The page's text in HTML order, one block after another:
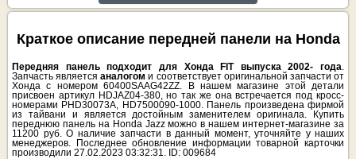
Краткое описание передней панели на Honda
Передняя панель подходит для Хонда FIT выпуска 2002- года.
Запчасть являетсяаналогом и соответствует оригинальной запчасти от
Хонда с номером 60400SAAG42ZZ. В нашем магазине этой детали
присвоен артикул HDJAZ04-380, но так же она встречается под кросс-
номерами PHD30073A, HD7500090-1000. Панель произведена фирмой
из тайвани и является достойным заменителем оригинала. Купить
переднюю панель на Honda Jazz можно в нашем интернет-магазине за
11200 руб. О наличие запчасти в данный момент, уточняйте у наших
менеджеров. Последнее обновление информации товарной карточки
производили 27.02.2023 03:32:31. ID: 009684